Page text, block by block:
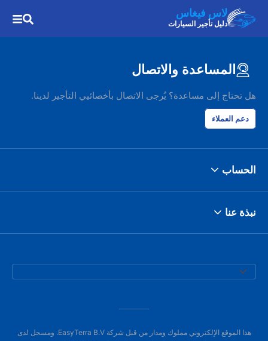
لاس فيغاس
دليل تأجير السيارات
المساعدة والاتصال
هل تحتاج إلى مساعدة؟ يُرجى الاتصال بأخصائيي التأجير لدينا.
دعم العملاء
الحساب
نبذة عنا
هذا الموقع الإلكتروني مملوك ومدار من قبل شركة EasyTerra B.V. ومسجل لدى